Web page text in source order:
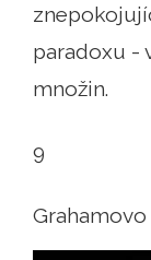
paradoxu -
množin.
9